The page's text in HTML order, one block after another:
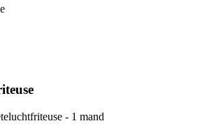
- 1 mand